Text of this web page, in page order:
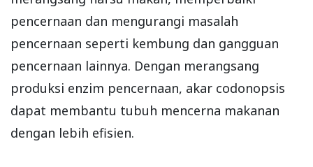
pencernaan dan mengurangi masalah
pencernaan seperti kembung dan gangguan
pencernaan lainnya. Dengan merangsang
produksi enzim pencernaan, akar codonopsis
dapat membantu tubuh mencerna makanan
dengan lebih efisien.